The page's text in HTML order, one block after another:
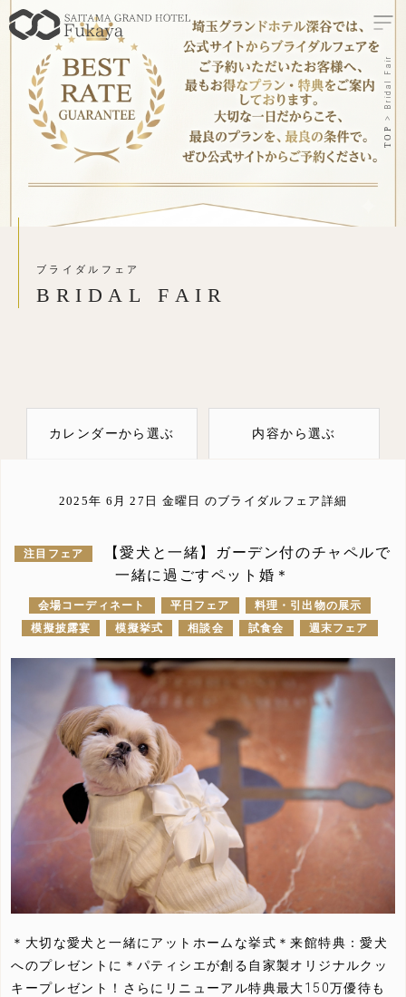
ブライダルフェア
B RI DALF AIR
TOP
Bridal Fair
カレンダーから選ぶ 内容から選ぶ
2025年 6月 27日 金曜日 のブライダルフェア詳細
注目フェア
【愛犬と一緒】ガーデン付のチャペルで
一緒に過ごすペット婚＊
会場コーディネート 平日フェア
料理・引出物の展示
模擬披露宴
模擬挙式 相談会 試食会 週末フェア
＊大切な愛犬と一緒にアットホームな挙式＊来館特典：愛犬
へのプレゼントに＊パティシエが創る自家製オリジナルクッ
キープレゼント！さらにリニューアル特典最大150万優待も